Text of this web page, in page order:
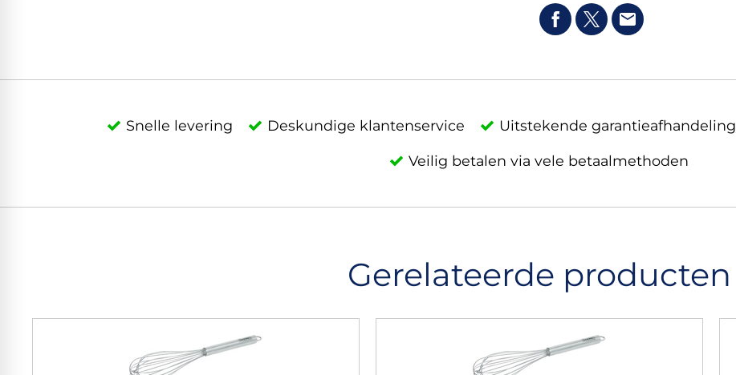
Snelle levering Deskundige klantenservice Uitstekende garantieafhandeling
Veilig betalen via vele betaalmethoden
Gerelateerde producten